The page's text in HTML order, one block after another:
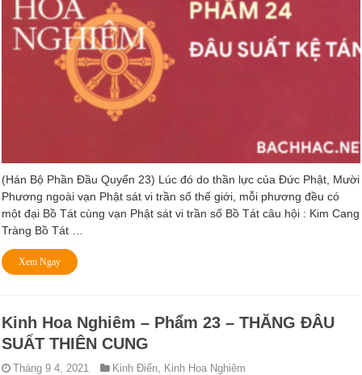
(Hán Bộ Phần Ðầu Quyển 23) Lúc đó do thần lực của Ðức Phật, Mười
Phương ngoài vạn Phật sát vi trần số thế giới, mỗi phương đều có
một đại Bồ Tát cùng vạn Phật sát vi trần số Bồ Tát câu hội : Kim Cang
Tràng Bồ Tát …
Xem Ngay
Kinh Hoa Nghiêm – Phẩm 23 – THĂNG ÐÂU
SUẤT THIÊN CUNG
Tháng 9 4, 2021 Kinh Điển Kinh Hoa Nghiêm